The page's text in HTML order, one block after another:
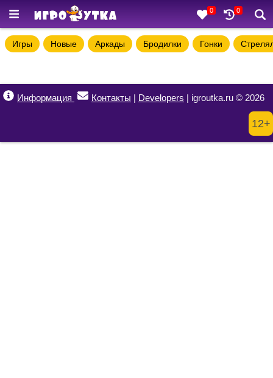
0 0
Игры Новые Аркады Бродилки Гонки
Информация Контакты | Developers | igroutka.ru © 2026
12+